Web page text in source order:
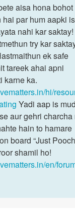
aisa hona bohot
hai par hum aapki
nahi kar
try kar
ek safe
tareek ahai apni
karne ka.
hi/
Yadi aap is
aur gehri charcha
hain to hamare
board “Just
shamil ho!
en/